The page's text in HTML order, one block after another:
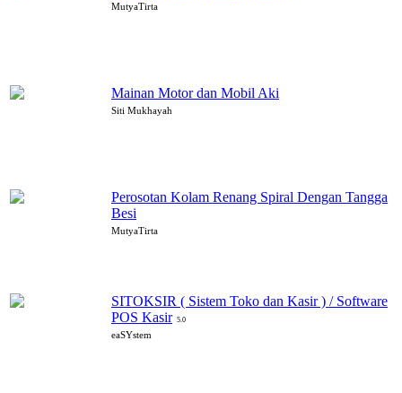
MutyaTirta
Mainan Motor dan Mobil Aki
Siti Mukhayah
Perosotan Kolam Renang Spiral Dengan Tangga
Besi
MutyaTirta
SITOKSIR ( Sistem Toko dan Kasir ) / Software
POS Kasir 5.0
eaSYstem